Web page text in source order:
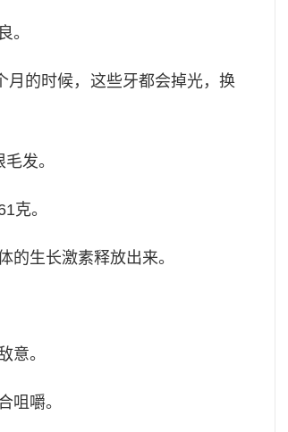
。
月的时候，这些牙都会掉光，换
发。
克。
的生长激素释放出来。
意。
咀嚼。